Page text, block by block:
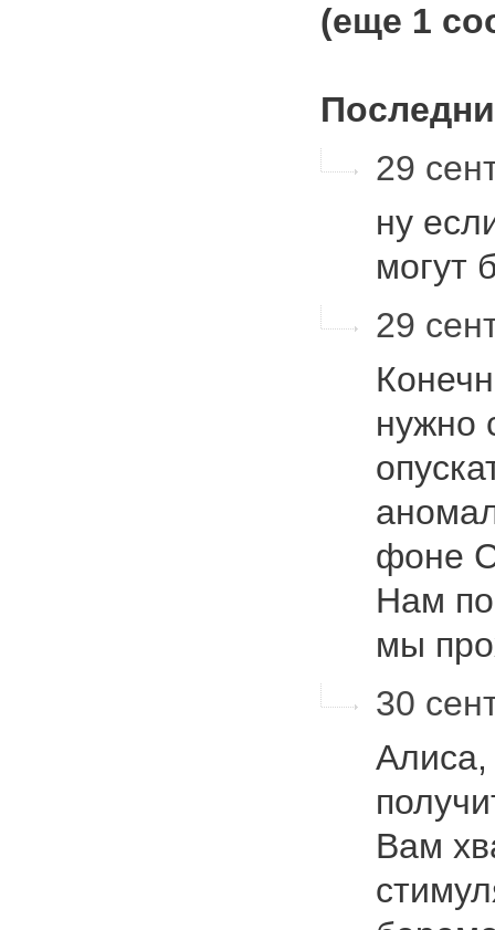
(еще 1
29
ну
могут
29
нужно
фоне
Нам
мы
30
Алиса,
Вам